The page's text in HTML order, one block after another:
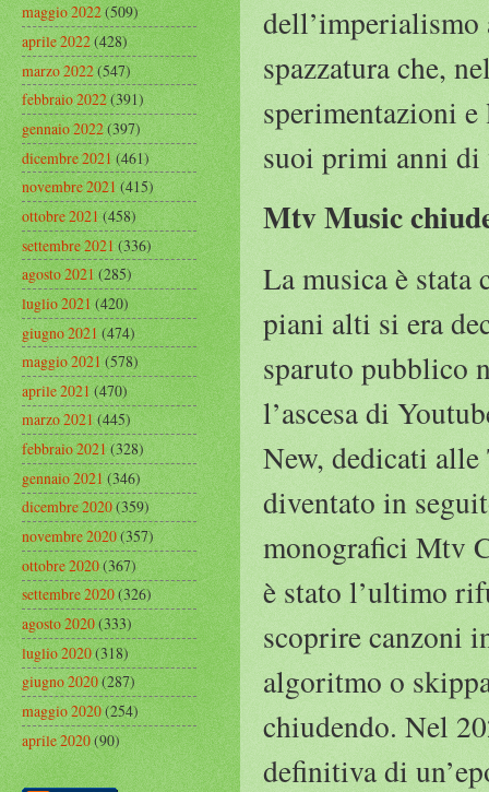
dell’imperialismo
spazzatura che,
sperimentazioni e
suoi primi anni di
Mtv Music
La musica è stata
piani alti si era
sparuto pubblico
l’ascesa di
New, dedicati
diventato in
monografici Mtv
è stato l’ultimo
scoprire canzoni
algoritmo o
chiudendo. Nel
definitiva di
maggio 2022(509)
aprile 2022(428)
marzo 2022(547)
febbraio 2022(391)
gennaio 2022(397)
dicembre 2021(461)
novembre 2021(415)
ottobre 2021(458)
settembre 2021(336)
agosto 2021(285)
luglio 2021(420)
giugno 2021(474)
maggio 2021(578)
aprile 2021(470)
marzo 2021(445)
febbraio 2021(328)
gennaio 2021(346)
dicembre 2020(359)
novembre 2020(357)
ottobre 2020(367)
settembre 2020(326)
agosto 2020(333)
luglio 2020(318)
giugno 2020(287)
maggio 2020(254)
aprile 2020(90)